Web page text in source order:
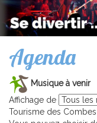
Agenda
Musique à venir
Affichage de
Tourisme des